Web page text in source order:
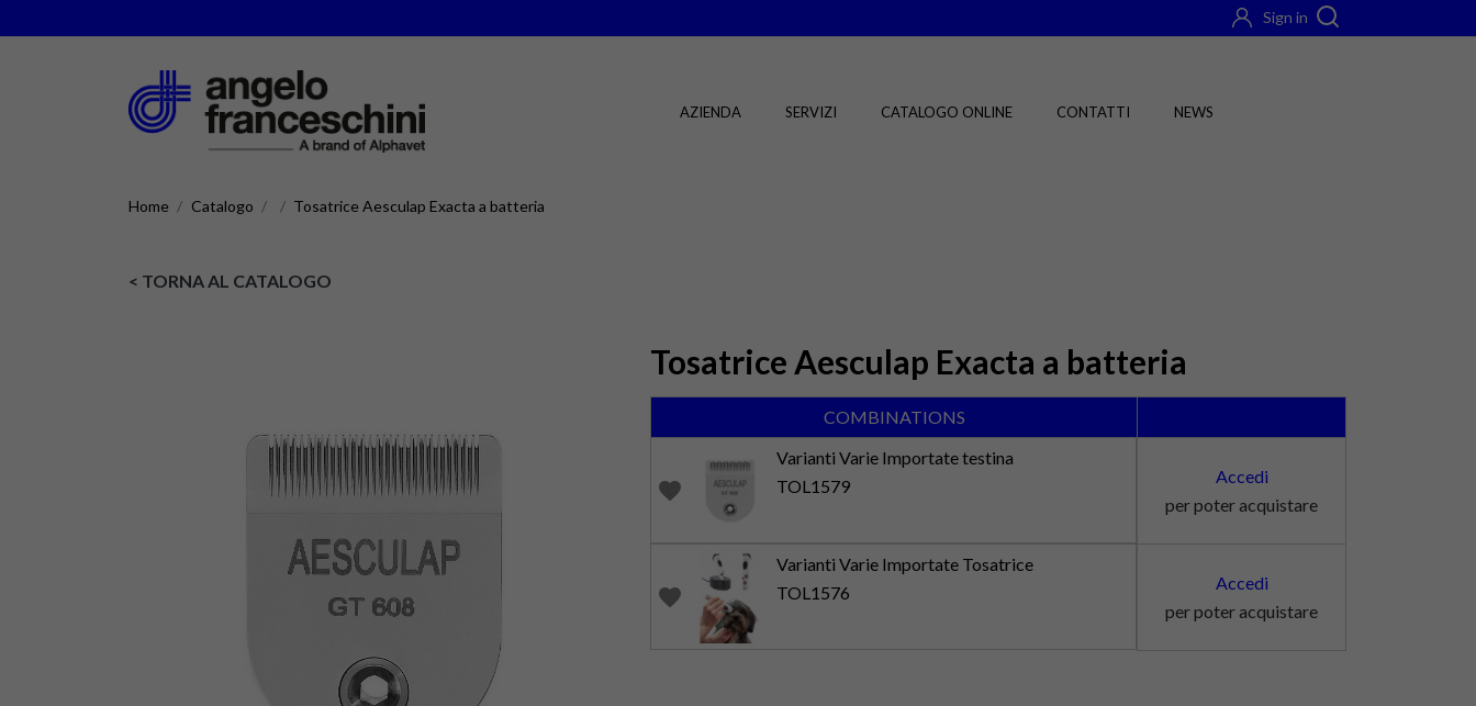
Sign in
AZIENDA SERVIZI CATALOGO ONLINE CONTATTI NEWS
Home Catalogo Tosatrice Aesculap Exacta a batteria
< TORNA AL CATALOGO
Tosatrice Aesculap Exacta a batteria
COMBINATIONS
favorite
Varianti Varie Importate testina
TOL1579
Accedi
per poter acquistare
favorite
Varianti Varie Importate Tosatrice
TOL1576
Accedi
per poter acquistare